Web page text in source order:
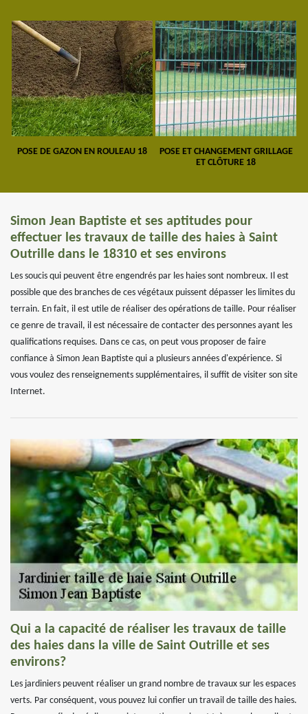
POSE DE GAZON EN ROULEAU 18
POSE ET CHANGEMENT GRILLAGE
ET CLÔTURE 18
Simon Jean Baptiste et ses aptitudes pour
effectuer les travaux de taille des haies à Saint
Outrille dans le 18310 et ses environs
Les soucis qui peuvent être engendrés par les haies sont nombreux. Il est
possible que des branches de ces végétaux puissent dépasser les limites du
terrain. En fait, il est utile de réaliser des opérations de taille. Pour réaliser
ce genre de travail, il est nécessaire de contacter des personnes ayant les
qualifications requises. Dans ce cas, on peut vous proposer de faire
confiance à Simon Jean Baptiste qui a plusieurs années d'expérience. Si
vous voulez des renseignements supplémentaires, il suffit de visiter son site
Internet.
Qui a la capacité de réaliser les travaux de taille
des haies dans la ville de Saint Outrille et ses
environs?
Les jardiniers peuvent réaliser un grand nombre de travaux sur les espaces
verts. Par conséquent, vous pouvez lui confier un travail de taille des haies.